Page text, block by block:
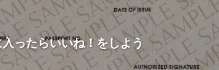
ったらいいね！をしよう